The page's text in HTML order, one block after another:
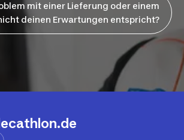
mit einer Lieferung oder einem
deinen Erwartungen entspricht?